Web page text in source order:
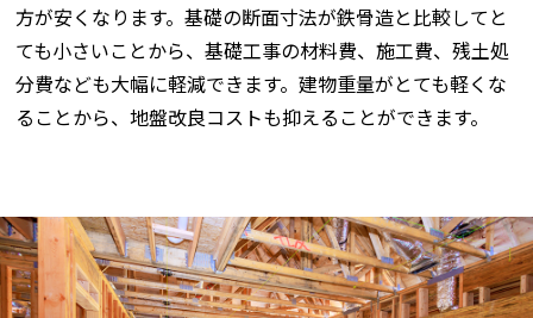
方が安くなります。基礎の断面寸法が鉄骨造と比較してと
ても小さいことから、基礎工事の材料費、施工費、残土処
分費なども大幅に軽減できます。建物重量がとても軽くな
ることから、地盤改良コストも抑えることができます。